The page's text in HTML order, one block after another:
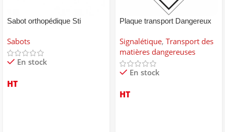
Sabot orthopédique Sti
Sabots
En stock
HT
Plaque transport Dangereux
Signalétique, Transport des
matières dangereuses
En stock
HT